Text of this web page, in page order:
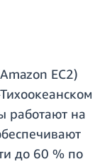
EC2)
работают на
до 60 % по